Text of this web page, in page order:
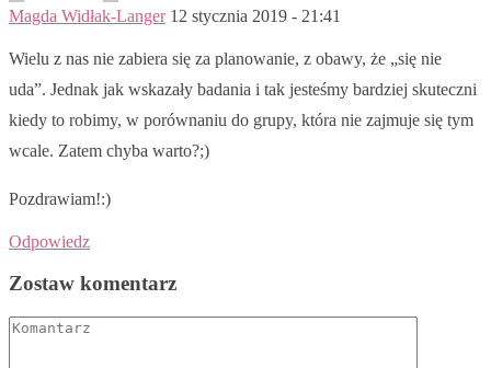
Magda Widłak-Langer 12 stycznia 2019 - 21:41
Wielu z nas nie zabiera się za planowanie, z obawy, że „się nie
uda”. Jednak jak wskazały badania i tak jesteśmy bardziej skuteczni
kiedy to robimy, w porównaniu do grupy, która nie zajmuje się tym
wcale. Zatem chyba warto?;)
Pozdrawiam!:)
Odpowiedz
Zostaw komentarz